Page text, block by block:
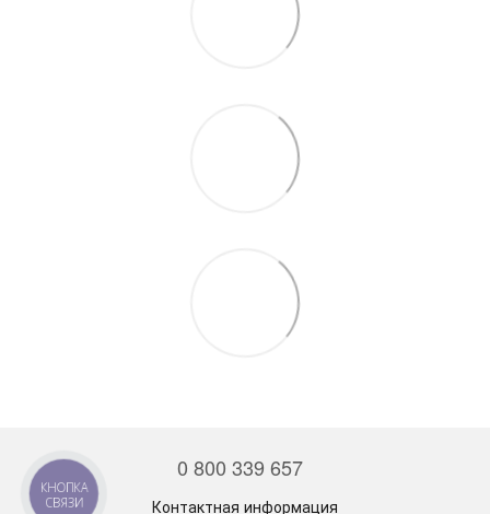
0 800 339 657
Контактная информация
КНОПКА
СВЯЗИ